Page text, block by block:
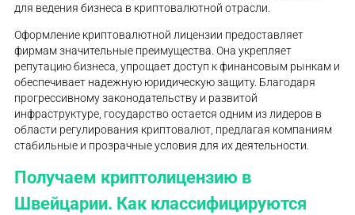
для ведения бизнеса в криптовалютной отрасли.
Оформление криптовалютной лицензии предоставляет
фирмам значительные преимущества. Она укрепляет
репутацию бизнеса, упрощает доступ к финансовым рынкам и
обеспечивает надежную юридическую защиту. Благодаря
прогрессивному законодательству и развитой
инфраструктуре, государство остается одним из лидеров в
области регулирования криптовалют, предлагая компаниям
стабильные и прозрачные условия для их деятельности.
Получаем криптолицензию в
Швейцарии. Как классифицируются